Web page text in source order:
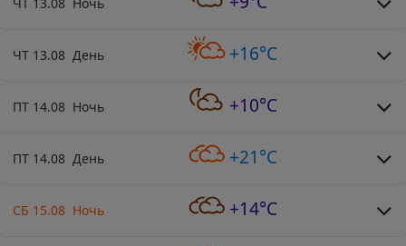
ЧТ 13.08 День +16°C
ПТ 14.08 Ночь +10°C
ПТ 14.08 День +21°C
СБ 15.08 Ночь +14°C